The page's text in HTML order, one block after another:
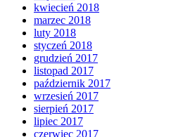
kwiecień 2018
marzec 2018
luty 2018
styczeń 2018
grudzień 2017
listopad 2017
październik 2017
wrzesień 2017
sierpień 2017
lipiec 2017
czerwiec 2017